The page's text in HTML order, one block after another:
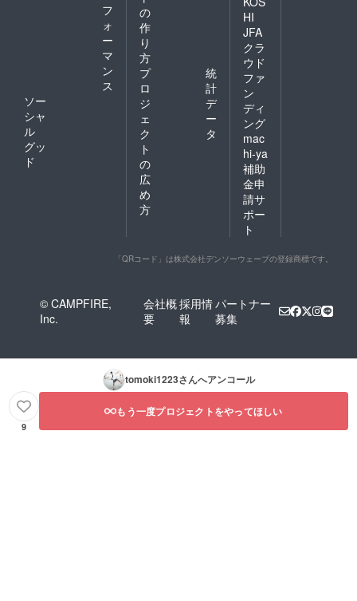
フ
ォ
ー
マ
ン
ス
ソー
シャ
ル
グッ
ド
の
作
り
方
プ
ロ
ジ
ェ
ク
ト
の
広
め
方
統
計
デ
ー
タ
HI
JFA
クラ
ウド
ファ
ン
ディ
ング
mac
hi-ya
補助
金申
請サ
ポー
ト
「QRコード」は株式会社デンソーウェーブの登録商標です。
© CAMPFIRE,
Inc.
会社概
要
採用情
報
パートナー
募集
tomoki1223さんへアンコール
9
もう一度プロジェクトをやってほしい